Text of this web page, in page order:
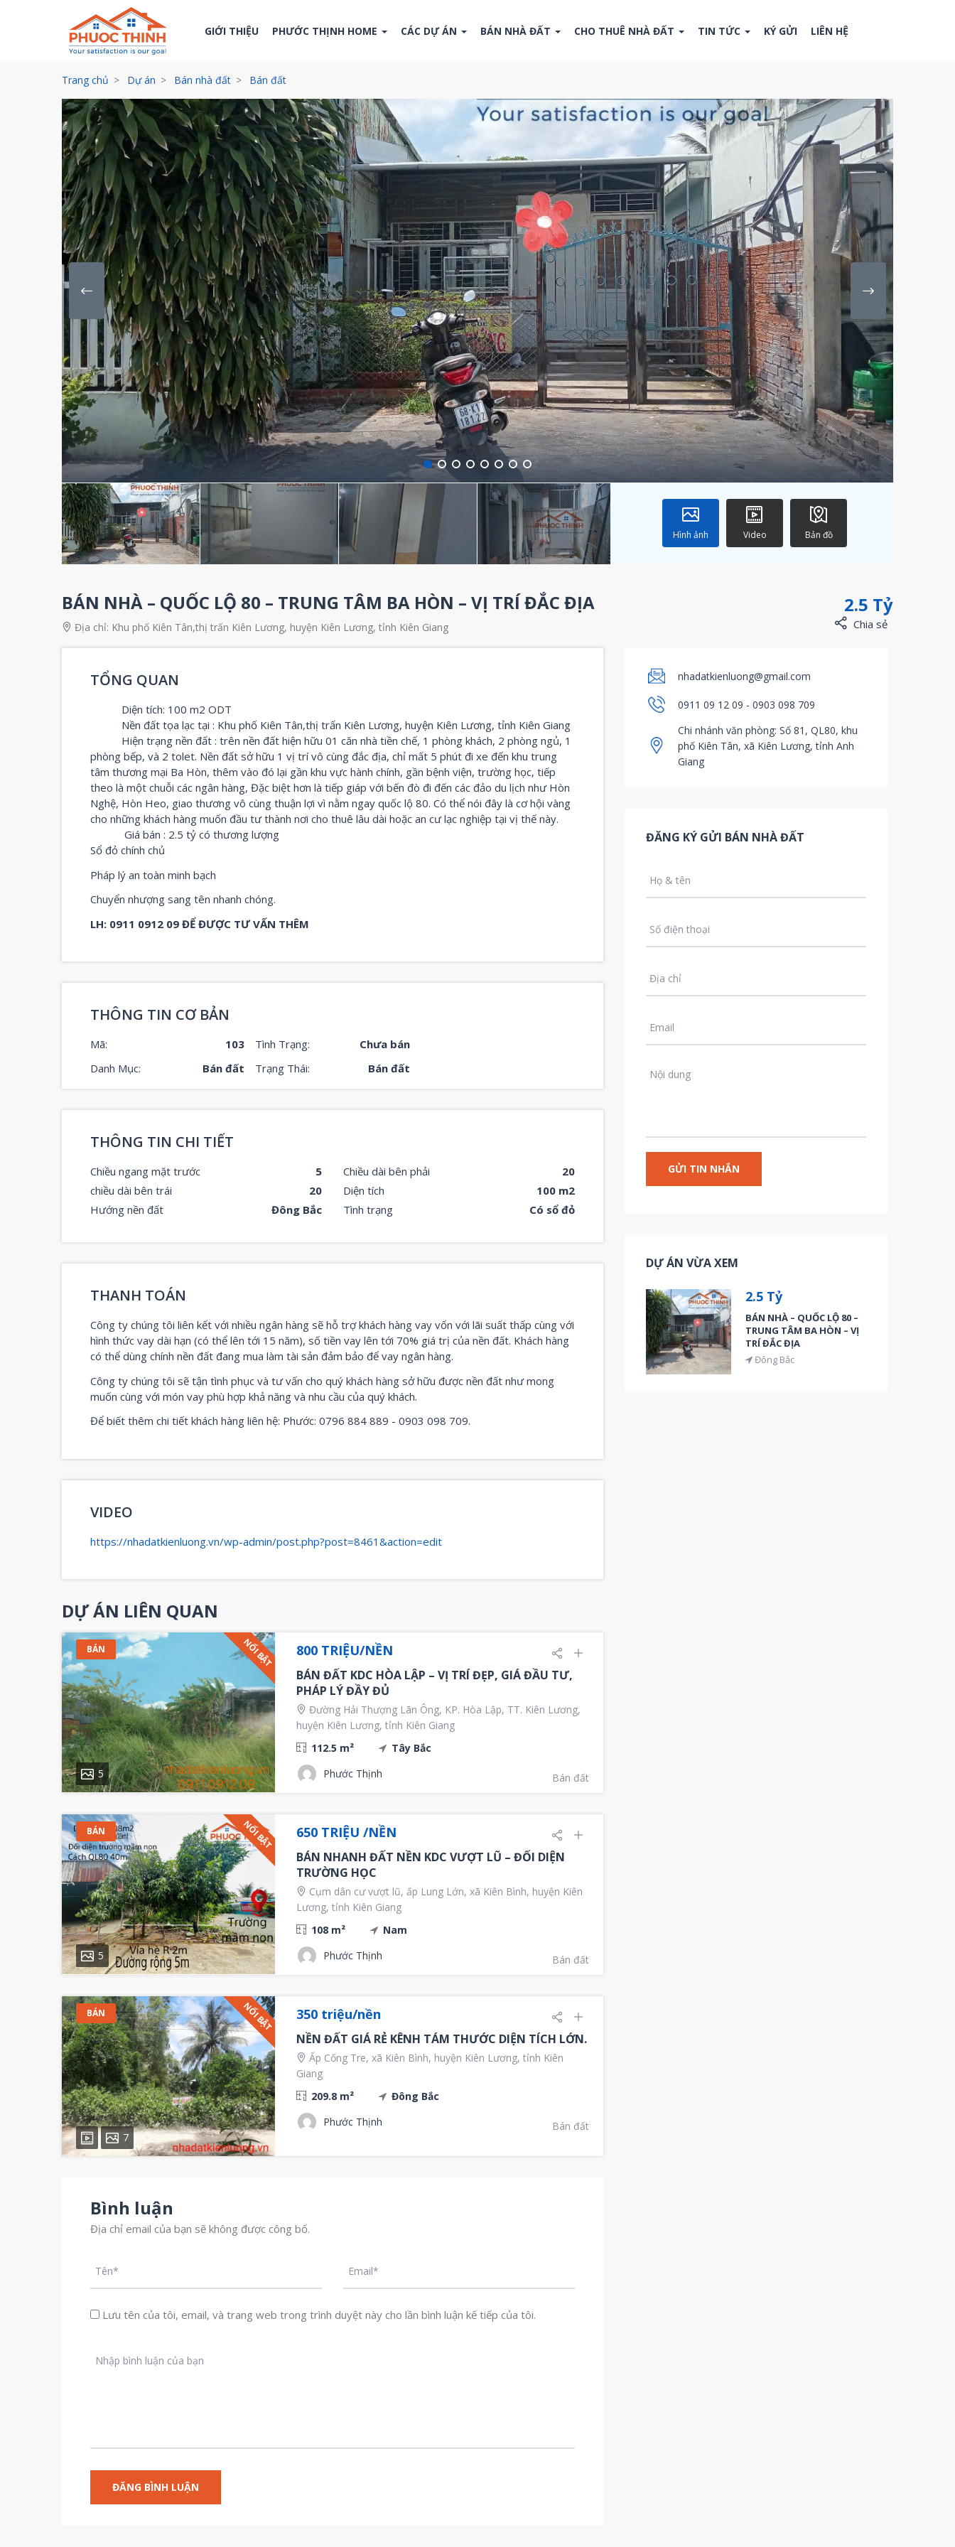
GIỚI THIỆU PHƯỚC THỊNH HOME CÁC DỰ ÁN BÁN NHÀ ĐẤT CHO THUÊ NHÀ ĐẤT TIN TỨC KÝ GỬI LIÊN HỆ
Trang chủ Dự án Bán nhà đất Bán đất
Hình ảnh Video Bản đồ
BÁN NHÀ – QUỐC LỘ 80 – TRUNG TÂM BA HÒN – VỊ TRÍ ĐẮC ĐỊA
Địa chỉ: Khu phố Kiên Tân,thị trấn Kiên Lương, huyện Kiên Lương, tỉnh Kiên Giang
2.5 Tỷ
Chia sẻ
TỔNG QUAN
Diện tích: 100 m2 ODT
Nền đất tọa lạc tại : Khu phố Kiên Tân,thị trấn Kiên Lương, huyện Kiên Lương, tỉnh Kiên Giang
Hiện trạng nền đất : trên nền đất hiện hữu 01 căn nhà tiền chế, 1 phòng khách, 2 phòng ngủ, 1
phòng bếp, và 2 tolet. Nền đất sở hữu 1 vị trí vô cùng đắc địa, chỉ mất 5 phút đi xe đến khu trung
tâm thương mại Ba Hòn, thêm vào đó lại gần khu vực hành chính, gần bệnh viện, trường học, tiếp
theo là một chuỗi các ngân hàng, Đặc biệt hơn là tiếp giáp với bến đò đi đến các đảo du lịch như Hòn
Nghệ, Hòn Heo, giao thương vô cùng thuận lợi vì nằm ngay quốc lộ 80. Có thể nói đây là cơ hội vàng
cho những khách hàng muốn đầu tư thành nơi cho thuê lâu dài hoặc an cư lạc nghiệp tại vị thế này.
Giá bán : 2.5 tỷ có thương lượng
Sổ đỏ chính chủ
Pháp lý an toàn minh bạch
Chuyển nhượng sang tên nhanh chóng.
LH: 0911 0912 09 ĐỂ ĐƯỢC TƯ VẤN THÊM
THÔNG TIN CƠ BẢN
Mã:
103
Danh Mục:
Bán đất
Tình Trạng:
Chưa bán
Trạng Thái:
Bán đất
THÔNG TIN CHI TIẾT
Chiều ngang mặt trước 5 Chiều dài bên phải
20
chiều dài bên trái
20 Diện tích
100 m2
Hướng nền đất
Đông Bắc Tình trạng Có sổ đỏ
THANH TOÁN
Công ty chúng tôi liên kết với nhiều ngân hàng sẽ hỗ trợ khách hàng vay vốn với lãi suất thấp cùng với
hình thức vay dài hạn (có thể lên tới 15 năm), số tiền vay lên tới 70% giá trị của nền đất. Khách hàng
có thể dùng chính nền đất đang mua làm tài sản đảm bảo để vay ngân hàng.
Công ty chúng tôi sẽ tận tình phục và tư vấn cho quý khách hàng sở hữu được nền đất như mong
muốn cùng với món vay phù hợp khả năng và nhu cầu của quý khách.
Để biết thêm chi tiết khách hàng liên hệ: Phước: 0796 884 889 - 0903 098 709.
VIDEO
https://nhadatkienluong.vn/wp-admin/post.php?post=8461&action=edit
DỰ ÁN LIÊN QUAN
BÁN NỔI BẬT
5
800 TRIỆU/NỀN
BÁN ĐẤT KDC HÒA LẬP – VỊ TRÍ ĐẸP, GIÁ ĐẦU TƯ,
PHÁP LÝ ĐẦY ĐỦ
Đường Hải Thượng Lãn Ông, KP. Hòa Lập, TT. Kiên Lương,
huyện Kiên Lương, tỉnh Kiên Giang
112.5 m²
Tây Bắc
Phước Thịnh
Bán đất
BÁN NỔI BẬT
5
650 TRIỆU /NỀN
BÁN NHANH ĐẤT NỀN KDC VƯỢT LŨ – ĐỐI DIỆN
TRƯỜNG HỌC
Cụm dân cư vượt lũ, ấp Lung Lớn, xã Kiên Bình, huyện Kiên
Lương, tỉnh Kiên Giang
108 m²
Nam
Phước Thịnh
Bán đất
BÁN NỔI BẬT
7
350 triệu/nền
NỀN ĐẤT GIÁ RẺ KÊNH TÁM THƯỚC DIỆN TÍCH LỚN.
Ấp Cống Tre, xã Kiên Bình, huyện Kiên Lương, tỉnh Kiên
Giang
209.8 m²
Đông Bắc
Phước Thịnh
Bán đất
Bình luận
Địa chỉ email của bạn sẽ không được công bố.
Lưu tên của tôi, email, và trang web trong trình duyệt này cho lần bình luận kế tiếp của tôi.
nhadatkienluong@gmail.com
0911 09 12 09 - 0903 098 709
Chi nhánh văn phòng: Số 81, QL80, khu
phố Kiên Tân, xã Kiên Lương, tỉnh Anh
Giang
ĐĂNG KÝ GỬI BÁN NHÀ ĐẤT
DỰ ÁN VỪA XEM
2.5 Tỷ
BÁN NHÀ – QUỐC LỘ 80 –
TRUNG TÂM BA HÒN – VỊ
TRÍ ĐẮC ĐỊA
Đông Bắc